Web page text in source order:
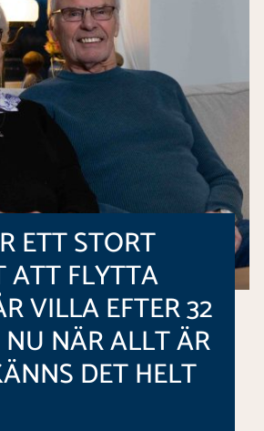
ETT STORT
ATT FLYTTA
VILLA EFTER 32
NÄR ALLT ÄR
DET HELT